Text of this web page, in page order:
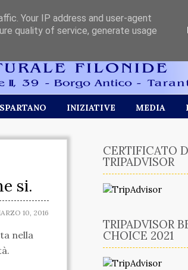
INIZIATIVE MEDIA
si.
10, 2016
nella
CERTIFICATO
TRIPADVISOR
TRIPADVISOR
CHOICE 2021
Your IP address and user-agent
quality of service, generate usage